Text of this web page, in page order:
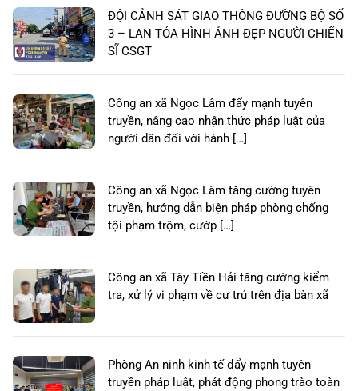
ĐỘI CẢNH SÁT GIAO THÔNG ĐƯỜNG BỘ SỐ
3 – LAN TỎA HÌNH ẢNH ĐẸP NGƯỜI CHIẾN
SĨ CSGT
Công an xã Ngọc Lâm đẩy mạnh tuyên
truyền, nâng cao nhận thức pháp luật của
người dân đối với hành […]
Công an xã Ngọc Lâm tăng cường tuyên
truyền, hướng dẫn biện pháp phòng chống
tội phạm trộm, cướp […]
Công an xã Tây Tiền Hải tăng cường kiểm
tra, xử lý vi phạm về cư trú trên địa bàn xã
Phòng An ninh kinh tế đẩy mạnh tuyên
truyền pháp luật, phát động phong trào toàn